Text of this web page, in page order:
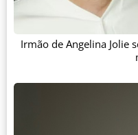
Irmão de Angelina Jolie